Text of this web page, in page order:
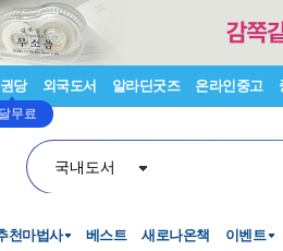
당
무료
외국도서 알라딘굿즈 온라인중고
국내도서
천마법사 베스트 새로나온책 이벤트